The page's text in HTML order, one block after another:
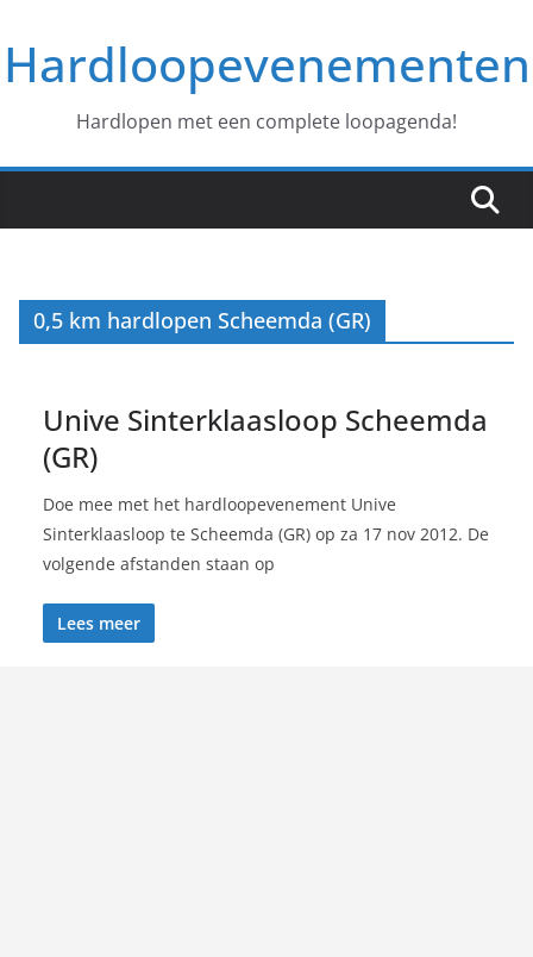
naar
deHardloopevenementen
Hardlopen met een complete loopagenda!
0,5 km hardlopen Scheemda (GR)
Unive Sinterklaasloop Scheemda
(GR)
Doe mee met het hardloopevenement Unive
Sinterklaasloop te Scheemda (GR) op za 17 nov 2012. De
volgende afstanden staan op
Lees meer